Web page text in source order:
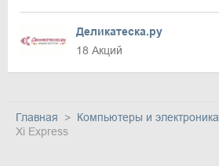
Деликатеска.ру
18 Акций
Главная Компьютеры и электроника
Xi Express